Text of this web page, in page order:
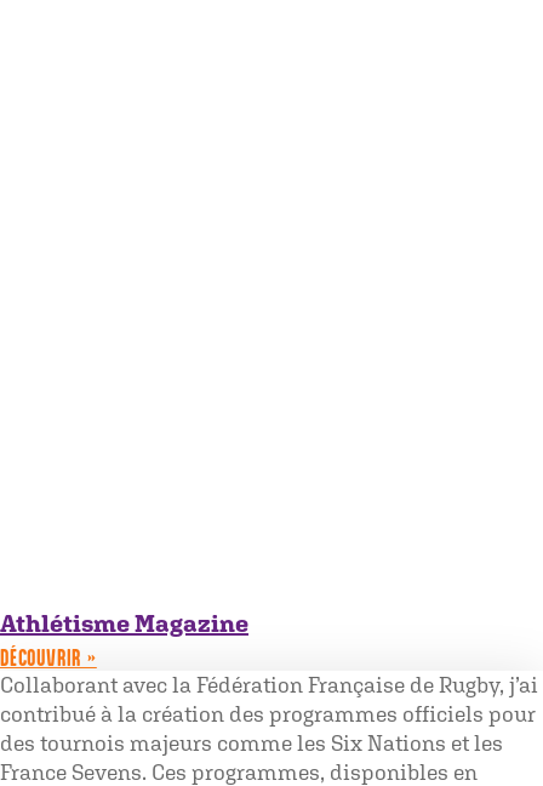
Athlétisme Magazine
DÉCOUVRIR »
Collaborant avec la Fédération Française de Rugby, j’ai
contribué à la création des programmes officiels pour
des tournois majeurs comme les Six Nations et les
France Sevens. Ces programmes, disponibles en